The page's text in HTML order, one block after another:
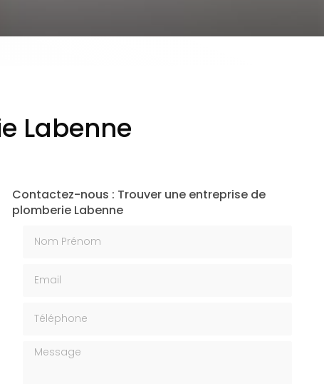
Labenne
Contactez-nous : Trouver une entreprise de
plomberie Labenne
Message